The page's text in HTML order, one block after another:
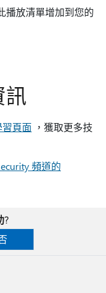
播放清單增加到您的
訊
頁面 ，獲取更多技
頻道的
?